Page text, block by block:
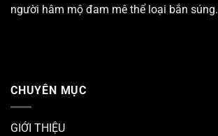
người hâm mộ đam mê thể loại bắn súng.
CHUYÊN MỤC
GIỚI THIỆU